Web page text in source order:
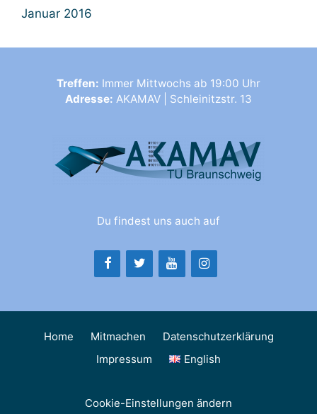
Januar 2016
Treffen: Immer Mittwochs ab 19:00 Uhr
Adresse: AKAMAV | Schleinitzstr. 13
Du findest uns auch auf
Home Mitmachen
Datenschutzerklärung
Impressum
English
Cookie-Einstellungen ändern